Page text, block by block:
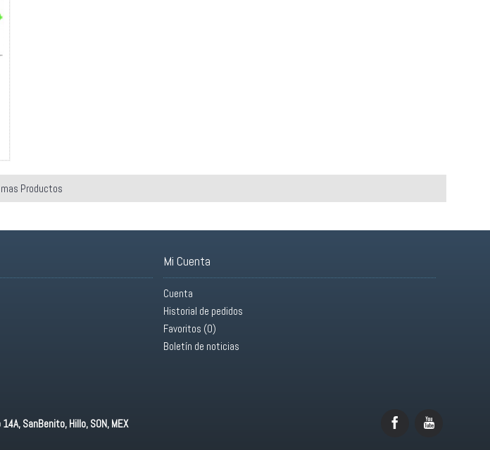
mas Productos
Mi Cuenta
Cuenta
Historial de pedidos
Favoritos (0)
Boletín de noticias
SanBenito, Hillo, SON, MEX